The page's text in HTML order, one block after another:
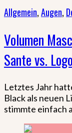
Allgemein,Augen,
Volumen
Sante vs.
Letztes Jahr
Black als neuen
stimmte einfach